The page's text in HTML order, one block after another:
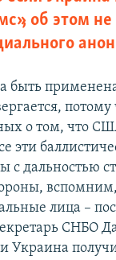
об этом не
быть
о том, что
эти
с дальностью
вспомним,
лица –
СНБО
Украина